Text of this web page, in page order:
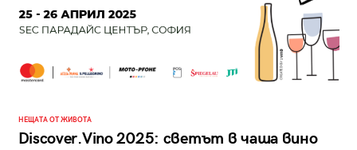
НЕЩАТА ОТ ЖИВОТА
Discover.Vino 2025: светът в чаша вино